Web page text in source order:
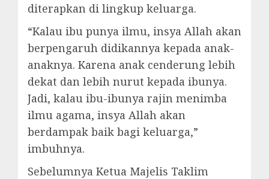
diterapkan di lingkup keluarga.
“Kalau ibu punya ilmu, insya Allah akan
berpengaruh didikannya kepada anak-
anaknya. Karena anak cenderung lebih
dekat dan lebih nurut kepada ibunya.
Jadi, kalau ibu-ibunya rajin menimba
ilmu agama, insya Allah akan
berdampak baik bagi keluarga,”
imbuhnya.
Sebelumnya Ketua Majelis Taklim